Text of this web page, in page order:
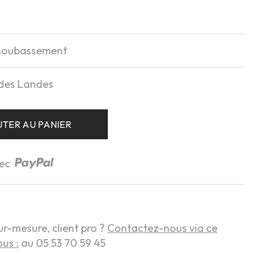
Landes
AU PANIER
mesure, client pro ? Contactez-nous via ce
: au 05 53 70 59 45